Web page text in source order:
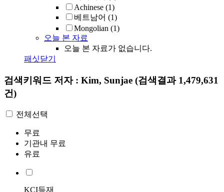
Achinese (1)
베트남어 (1)
Mongolian (1)
오늘 본 자료
오늘 본 자료가 없습니다.
패싯닫기
검색키워드 저자 : Kim, Sunjae (검색결과 1,479,631
건)
전체선택
무료
기관내 무료
유료
KCI등재